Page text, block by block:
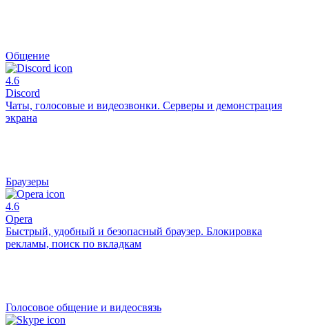
Общение
4.6
Discord
Чаты, голосовые и видеозвонки. Серверы и демонстрация
экрана
Браузеры
4.6
Opera
Быстрый, удобный и безопасный браузер. Блокировка
рекламы, поиск по вкладкам
Голосовое общение и видеосвязь